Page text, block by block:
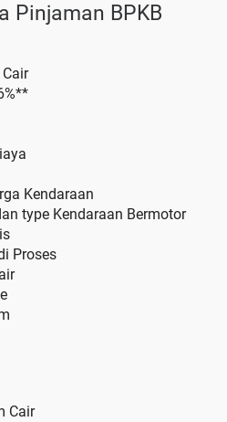
Pinjaman BPKB
Kendaraan
type Kendaraan Bermotor
Proses
Cair